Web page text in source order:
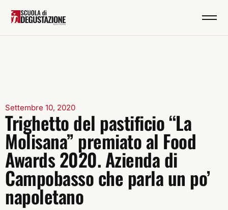
Settembre 10, 2020
Trighetto del pastificio “La
Molisana” premiato al Food
Awards 2020. Azienda di
Campobasso che parla un po’
napoletano